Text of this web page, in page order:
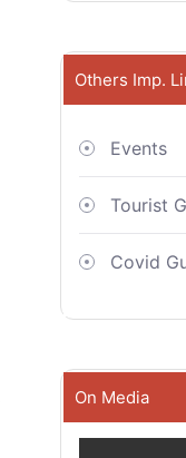
Others Imp.
Events
Tourist
Covid
On Media